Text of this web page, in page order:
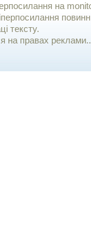
на
тексту.
на правах реклами..